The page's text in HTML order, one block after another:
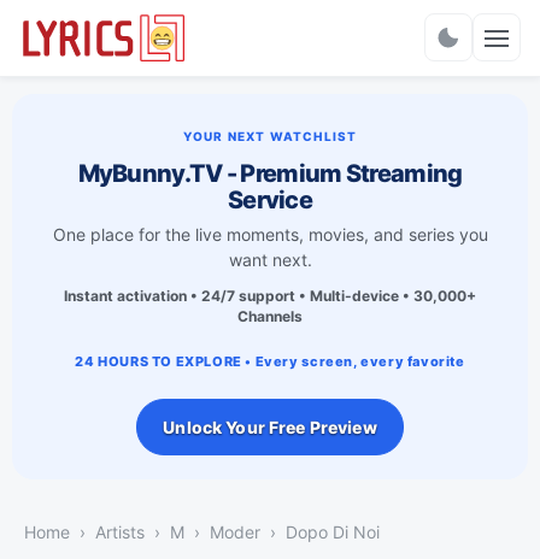
YOUR NEXT WATCHLIST
MyBunny.TV - Premium Streaming
Service
One place for the live moments, movies, and series you
want next.
Instant activation • 24/7 support • Multi-device • 30,000+
Channels
24 HOURS TO EXPLORE • Every screen, every favorite
Unlock Your Free Preview
Home Artists M Moder Dopo Di Noi